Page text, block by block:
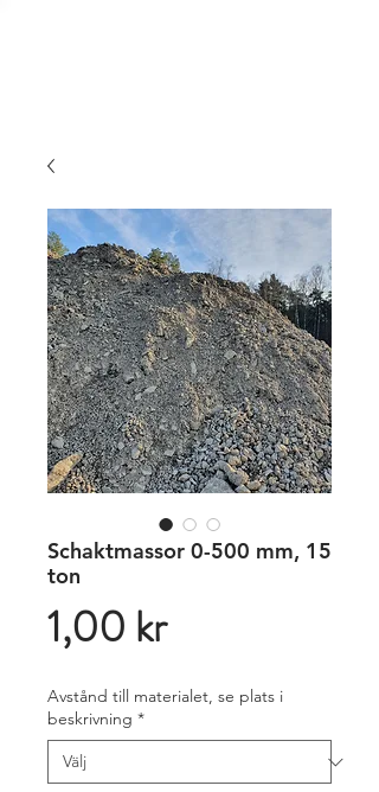
Schaktmassor 0-500 mm, 15
ton
1,00 krPris
Avstånd till materialet, se plats i
beskrivning *